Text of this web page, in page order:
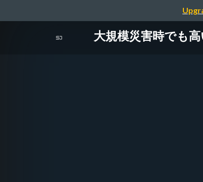
大規模災害時でも